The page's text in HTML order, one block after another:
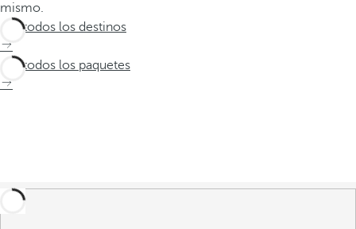
mismo.
Ver todos los destinos
Ver todos los paquetes